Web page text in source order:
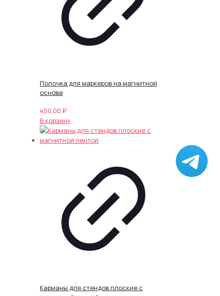
Полочка для маркеров на магнитной
основе
450.00 ₽
В корзину
Карманы для стендов плоские с